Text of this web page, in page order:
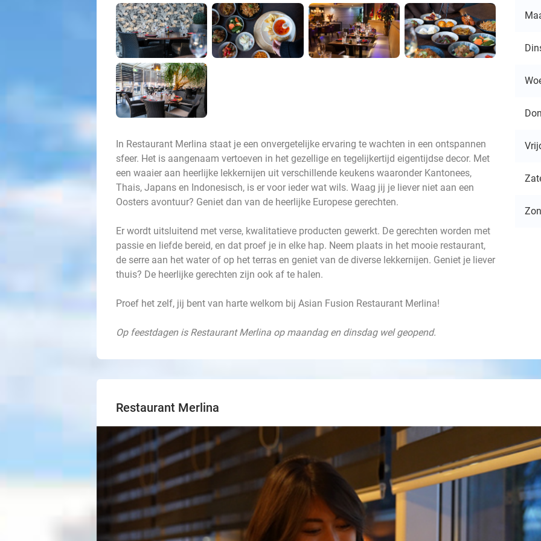
In Restaurant Merlina staat je een onvergetelijke ervaring te wachten in een ontspannen
sfeer. Het is aangenaam vertoeven in het gezellige en tegelijkertijd eigentijdse decor. Met
een waaier aan heerlijke lekkernijen uit verschillende keukens waaronder Kantonees,
Thais, Japans en Indonesisch, is er voor ieder wat wils. Waag jij je liever niet aan een
Oosters avontuur? Geniet dan van de heerlijke Europese gerechten.
Er wordt uitsluitend met verse, kwalitatieve producten gewerkt. De gerechten worden met
passie en liefde bereid, en dat proef je in elke hap. Neem plaats in het mooie restaurant,
de serre aan het water of op het terras en geniet van de diverse lekkernijen. Geniet je liever
thuis? De heerlijke gerechten zijn ook af te halen.
Proef het zelf, jij bent van harte welkom bij Asian Fusion Restaurant Merlina!
Op feestdagen is Restaurant Merlina op maandag en dinsdag wel geopend.
Restaurant Merlina